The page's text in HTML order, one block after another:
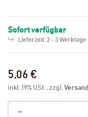
Sofort verfügbar
Lieferzeit: 2 - 3 Werktage
5,06 €
inkl. 19% USt. , zzgl. Versand